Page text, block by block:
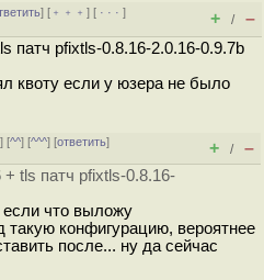
] [ ﹢﹢﹢] [ · · ·]
+ / –
патч pfixtls-0.8.16-2.0.16-0.9.7b
квоту если у юзера не было
] [^^] [^^^] [ответить]
+ / –
tls патч pfixtls-0.8.16-
если что выложу
такую конфигурацию, вероятнее
после... ну да сейчас